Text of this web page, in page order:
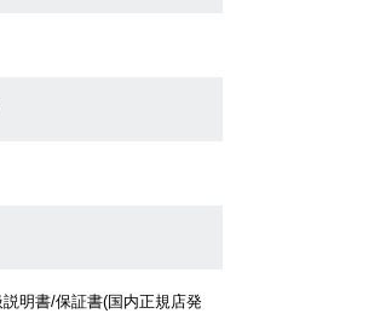
明書/保証書(国内正規店発